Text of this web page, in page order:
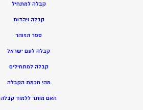
קבלה למתחיל
קבלה ויהדות
ספר הזוהר
קבלה לעם ישראל
קבלה למתחילים
מהי חכמת הקבלה
האם מותר ללמוד קבלה